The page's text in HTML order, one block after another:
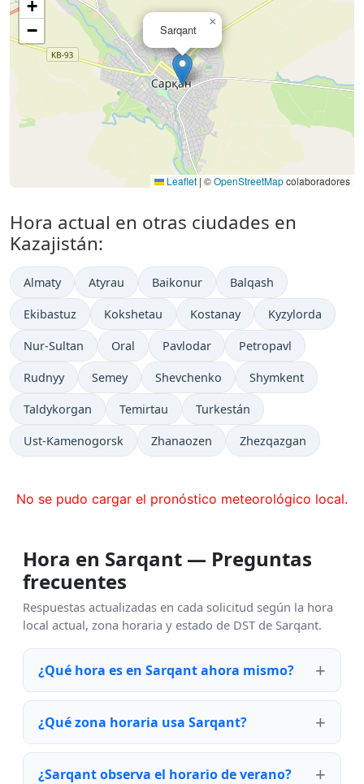
Sarqant
×
+
−
Leaflet | ©OpenStreetMapcolaboradores
Hora actual en otras ciudades en
Kazajistán:
Almaty Atyrau Baikonur Balqash
Ekibastuz Kokshetau Kostanay Kyzylorda
Nur-Sultan Oral Pavlodar Petropavl
Rudnyy Semey Shevchenko Shymkent
Taldykorgan Temirtau Turkestán
Ust-Kamenogorsk Zhanaozen Zhezqazgan
No se pudo cargar el pronóstico meteorológico local.
Hora en Sarqant — Preguntas
frecuentes
Respuestas actualizadas en cada solicitud según la hora
local actual, zona horaria y estado de DST de Sarqant.
¿Qué hora es en Sarqant ahora mismo?
¿Qué zona horaria usa Sarqant?
¿Sarqant observa el horario de verano?